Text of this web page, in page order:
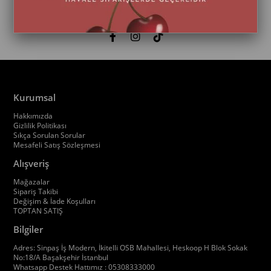
Kurumsal
Hakkımızda
Gizlilik Politikası
Sıkça Sorulan Sorular
Mesafeli Satış Sözleşmesi
Alışveriş
Mağazalar
Sipariş Takibi
Değişim & İade Koşulları
TOPTAN SATIŞ
Bilgiler
Adres: Sinpaş İş Modern, İkitelli OSB Mahallesi, Heskoop H Blok Sokak
No:18/A Başakşehir İstanbul
Whatsapp Destek Hattımız : 05308333000